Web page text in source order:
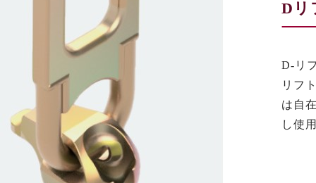
Dリ
D-リ
リフ
は自
し使